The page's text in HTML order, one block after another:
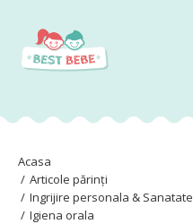
Articole părinți
Ingrijire personala & Sanatate
Igiena orala